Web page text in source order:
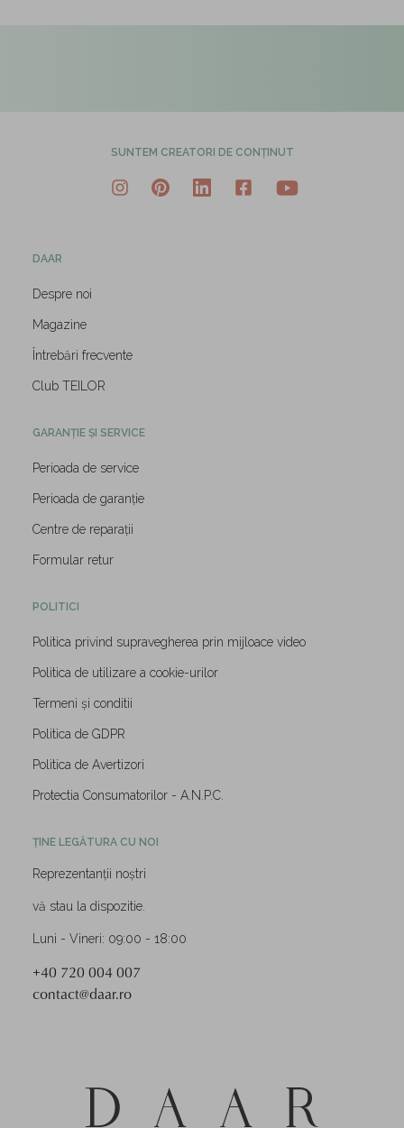
SUNTEM CREATORI DE CONȚINUT
DAAR
Despre noi
Magazine
Întrebări frecvente
Club TEILOR
GARANȚIE ȘI SERVICE
Perioada de service
Perioada de garanție
Centre de reparații
Formular retur
POLITICI
Politica privind supravegherea prin mijloace video
Politica de utilizare a cookie-urilor
Termeni și conditii
Politica de GDPR
Politica de Avertizori
Protectia Consumatorilor - A.N.P.C.
ȚINE LEGĂTURA CU NOI
Reprezentanții noștri
vă stau la dispozitie.
Luni - Vineri: 09:00 - 18:00
+40 720 004 007
contact@daar.ro